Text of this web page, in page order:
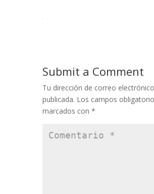
Submit a Comment
Tu dirección de correo
publicada. Los campos
marcados con *